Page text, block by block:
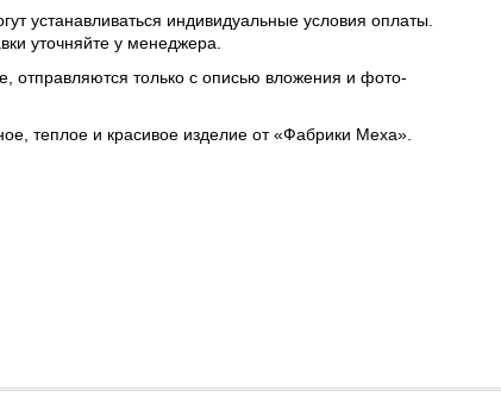
устанавливаться индивидуальные условия оплаты.
уточняйте у менеджера.
отправляются только с описью вложения и фото-
теплое и красивое изделие от «Фабрики Меха».